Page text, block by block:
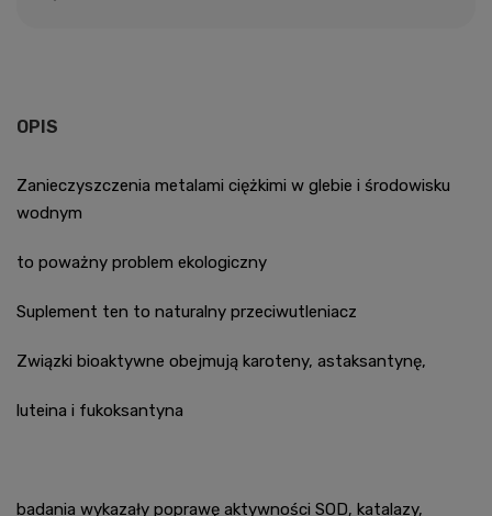
OPIS
Zanieczyszczenia metalami ciężkimi w glebie i środowisku
wodnym
to poważny problem ekologiczny
Suplement ten to naturalny przeciwutleniacz
Związki bioaktywne obejmują karoteny, astaksantynę,
luteina i fukoksantyna
badania wykazały poprawę aktywności SOD, katalazy,